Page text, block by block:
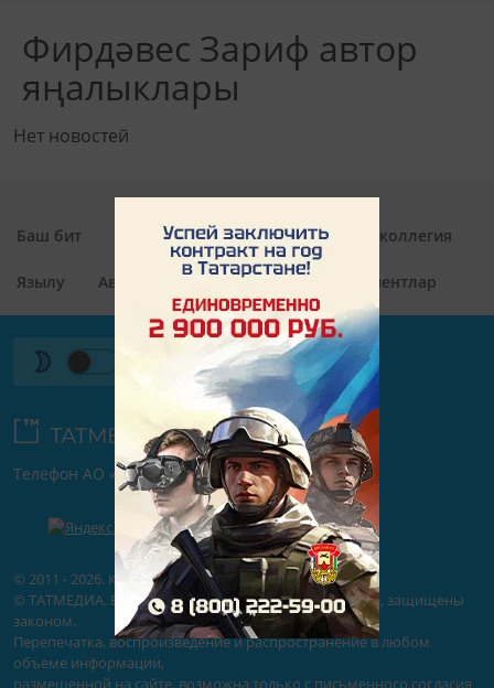
Фирдәвес Зариф автор
яңалыклары
Нет новостей
Баш бит Рубрикалар Редакция Редколлегия
Язылу Авторлар Контактлар Документлар
© 2011 - 2026. Казан Утлары. Все права защищены.
© ТАТМЕДИА. Все материалы, размещенные на сайте, защищены
законом.
Перепечатка, воспроизведение и распространение в любом
объеме информации,
Телефон АО «ТАТМЕДИА»:(843) 222 09 84
16+